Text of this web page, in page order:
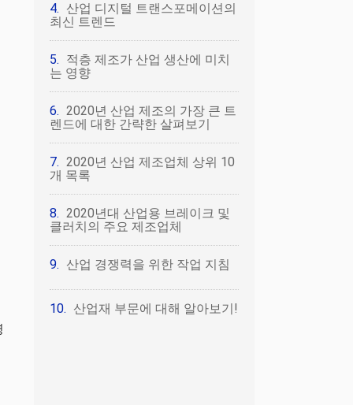
산업 디지털 트랜스포메이션의
최신 트렌드
적층 제조가 산업 생산에 미치
는 영향
2020년 산업 제조의 가장 큰 트
렌드에 대한 간략한 살펴보기
2020년 산업 제조업체 상위 10
개 목록
2020년대 산업용 브레이크 및
클러치의 주요 제조업체
산업 경쟁력을 위한 작업 지침
산업재 부문에 대해 알아보기!